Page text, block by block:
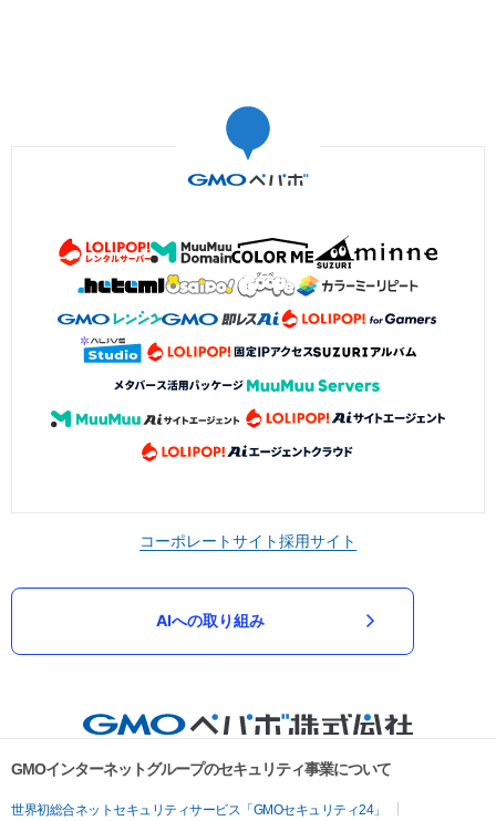
コーポレートサイト採用サイト
AIへの取り組み
GMOインターネットグループのセキュリティ事業について
世界初総合ネットセキュリティサービス「GMOセキュリティ24」